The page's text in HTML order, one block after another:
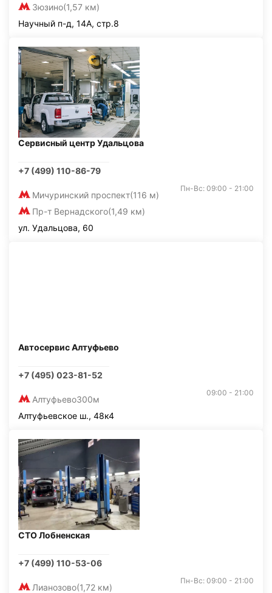
Зюзино(1,57 км)
Научный п-д, 14А, стр.8
Сервисный центр Удальцова
+7 (499) 110-86-79
Мичуринский проспект(116 м)
Пр-т Вернадского(1,49 км)
Пн-Вс: 09:00 - 21:00
ул. Удальцова, 60
Автосервис Алтуфьево
+7 (495) 023-81-52
Алтуфьево300м
09:00 - 21:00
Алтуфьевское ш., 48к4
СТО Лобненская
+7 (499) 110-53-06
Лианозово(1,72 км)
Пн-Вс: 09:00 - 21:00